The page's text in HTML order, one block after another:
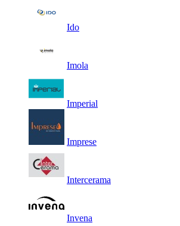
Ido
Imola
Imperial
Imprese
Intercerama
Invena